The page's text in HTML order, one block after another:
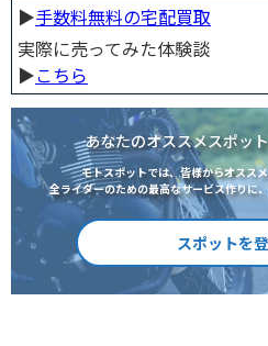
▶︎手数料無料の宅配買取
実際に売ってみた体験談
▶︎こちら
あなたのオススメスポッ
モトスポットでは、皆様からオスス
全ライダーのための最高なサービス作りに
スポットを